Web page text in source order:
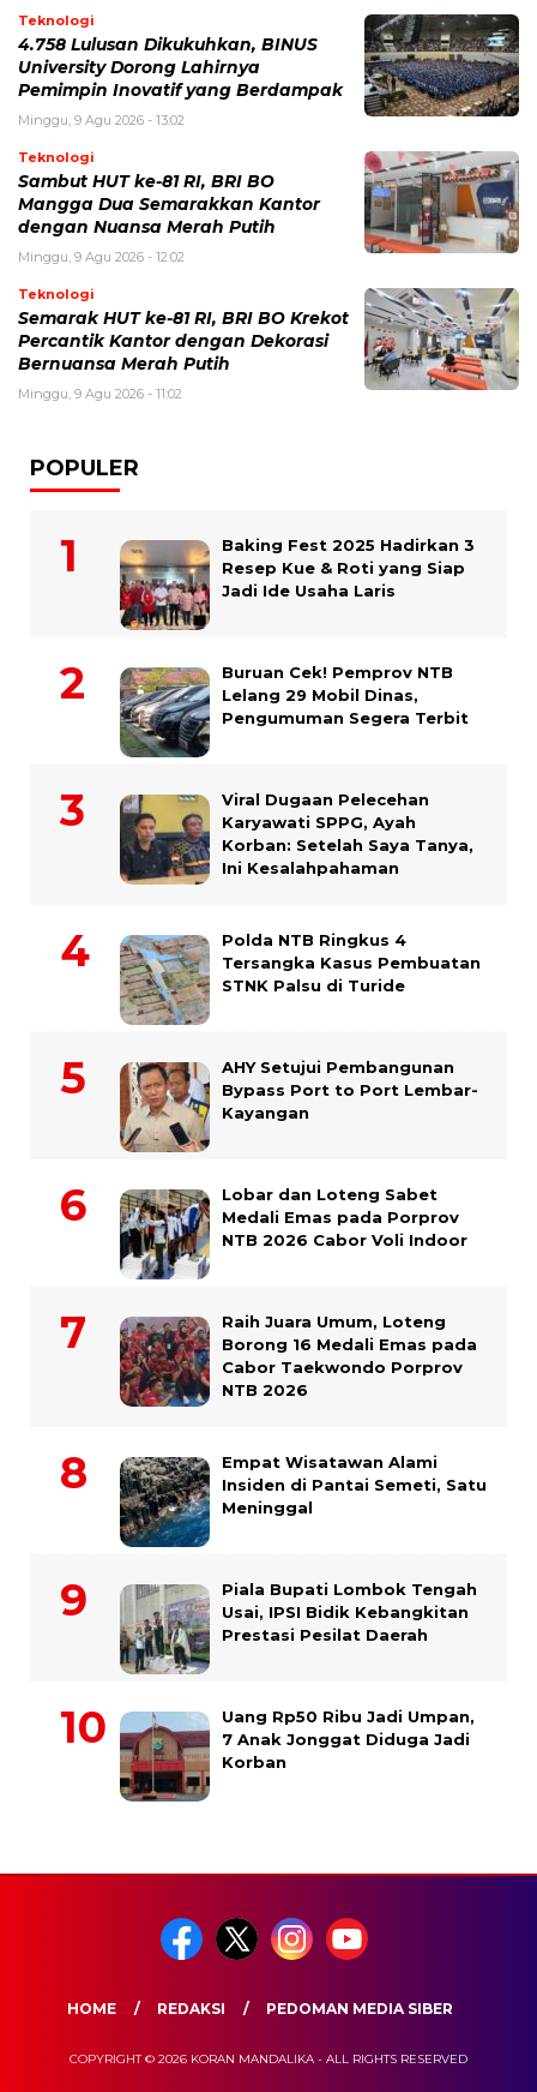
Teknologi
4.758 Lulusan Dikukuhkan, BINUS
University Dorong Lahirnya
Pemimpin Inovatif yang Berdampak
Minggu, 9 Agu 2026 - 13:02
Teknologi
Sambut HUT ke-81 RI, BRI BO
Mangga Dua Semarakkan Kantor
dengan Nuansa Merah Putih
Minggu, 9 Agu 2026 - 12:02
Teknologi
Semarak HUT ke-81 RI, BRI BO Krekot
Percantik Kantor dengan Dekorasi
Bernuansa Merah Putih
Minggu, 9 Agu 2026 - 11:02
POPULER
Baking Fest 2025 Hadirkan 3
Resep Kue & Roti yang Siap
Jadi Ide Usaha Laris
Buruan Cek! Pemprov NTB
Lelang 29 Mobil Dinas,
Pengumuman Segera Terbit
Viral Dugaan Pelecehan
Karyawati SPPG, Ayah
Korban: Setelah Saya Tanya,
Ini Kesalahpahaman
Polda NTB Ringkus 4
Tersangka Kasus Pembuatan
STNK Palsu di Turide
AHY Setujui Pembangunan
Bypass Port to Port Lembar-
Kayangan
Lobar dan Loteng Sabet
Medali Emas pada Porprov
NTB 2026 Cabor Voli Indoor
Raih Juara Umum, Loteng
Borong 16 Medali Emas pada
Cabor Taekwondo Porprov
NTB 2026
Empat Wisatawan Alami
Insiden di Pantai Semeti, Satu
Meninggal
Piala Bupati Lombok Tengah
Usai, IPSI Bidik Kebangkitan
Prestasi Pesilat Daerah
Uang Rp50 Ribu Jadi Umpan,
7 Anak Jonggat Diduga Jadi
Korban
HOME REDAKSI PEDOMAN MEDIA SIBER
COPYRIGHT © 2026 KORAN MANDALIKA - ALL RIGHTS RESERVED